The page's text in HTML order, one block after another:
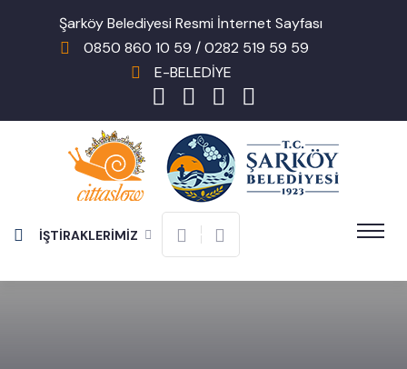
Şarköy Belediyesi Resmi İnternet Sayfası
0850 860 10 59 / 0282 519 59 59
E-BELEDİYE
İŞTİRAKLERİMİZ